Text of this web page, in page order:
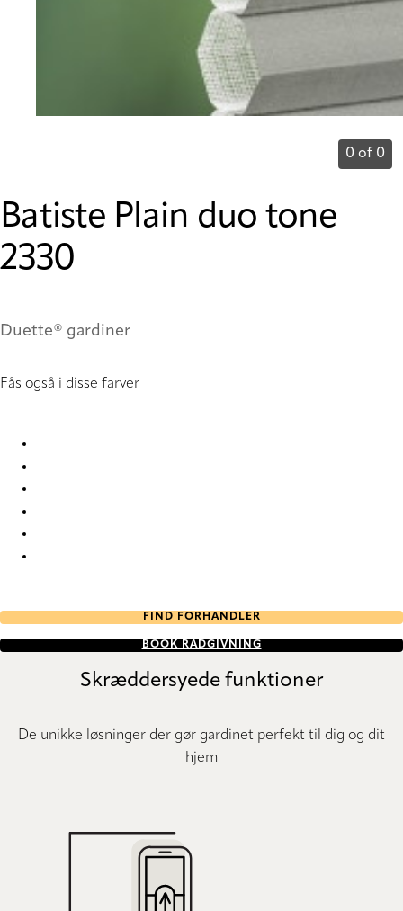
0 of 0
Batiste Plain duo tone
2330
Duette® gardiner
Fås også i disse farver
FIND FORHANDLER
BOOK RÅDGIVNING
Skræddersyede funktioner
De unikke løsninger der gør gardinet perfekt til dig og dit
hjem